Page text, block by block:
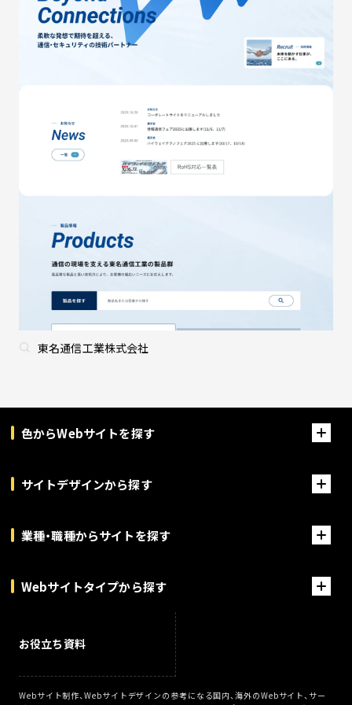
東名通信工業株式会社
色からWebサイトを探す
サイトデザインから探す
業種・職種からサイトを探す
Webサイトタイプから探す
お役立ち資料
Webサイト制作、Webサイトデザインの参考になる国内、海外のWebサイト、サー